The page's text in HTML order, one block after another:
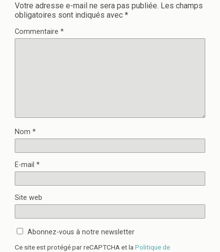
Votre adresse e-mail ne sera pas publiée. Les champs
obligatoires sont indiqués avec *
Commentaire *
Nom *
E-mail *
Site web
Abonnez-vous à notre newsletter
Ce site est protégé par reCAPTCHA et la Politique de